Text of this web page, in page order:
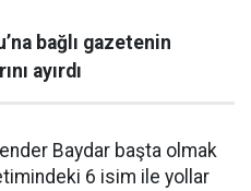
bağlı gazetenin
ayırdı
Baydar başta olmak
6 isim ile yollar